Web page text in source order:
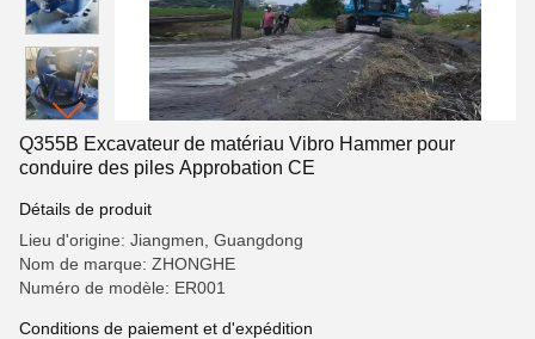
Q355B Excavateur de matériau Vibro Hammer pour
conduire des piles Approbation CE
Détails de produit
Lieu d'origine: Jiangmen, Guangdong
Nom de marque: ZHONGHE
Numéro de modèle: ER001
Conditions de paiement et d'expédition